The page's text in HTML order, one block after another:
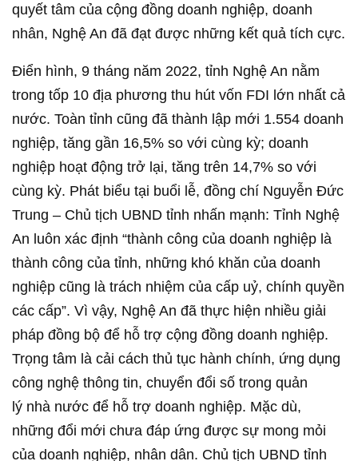
quyết tâm của cộng đồng doanh nghiệp, doanh
nhân, Nghệ An đã đạt được những kết quả tích cực.
Điển hình, 9 tháng năm 2022, tỉnh Nghệ An nằm
trong tốp 10 địa phương thu hút vốn FDI lớn nhất cả
nước. Toàn tỉnh cũng đã thành lập mới 1.554 doanh
nghiệp, tăng gần 16,5% so với cùng kỳ; doanh
nghiệp hoạt động trở lại, tăng trên 14,7% so với
cùng kỳ. Phát biểu tại buổi lễ, đồng chí Nguyễn Đức
Trung – Chủ tịch UBND tỉnh nhấn mạnh: Tỉnh Nghệ
An luôn xác định “thành công của doanh nghiệp là
thành công của tỉnh, những khó khăn của doanh
nghiệp cũng là trách nhiệm của cấp uỷ, chính quyền
các cấp”. Vì vậy, Nghệ An đã thực hiện nhiều giải
pháp đồng bộ để hỗ trợ cộng đồng doanh nghiệp.
Trọng tâm là cải cách thủ tục hành chính, ứng dụng
công nghệ thông tin, chuyển đổi số trong quản
lý nhà nước để hỗ trợ doanh nghiệp. Mặc dù,
những đổi mới chưa đáp ứng được sự mong mỏi
của doanh nghiệp, nhân dân. Chủ tịch UBND tỉnh